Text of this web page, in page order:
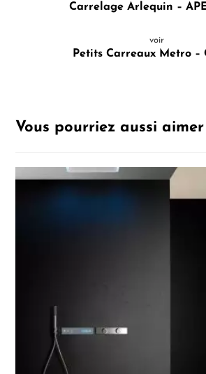
Carrelage Arlequin –
voir
Petits Carreaux Metro –
Vous pourriez aussi aimer